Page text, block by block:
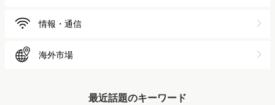
情報・通信
海外市場
最近話題のキーワード